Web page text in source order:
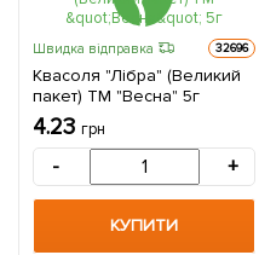
Швидка відправка 32696
Квасоля "Лібра" (Великий
пакет) ТМ "Весна" 5г
4.23 грн
- +
КУПИТИ